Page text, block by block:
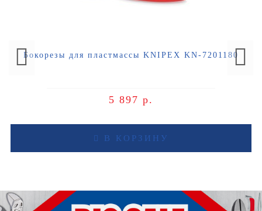
Бокорезы для пластмассы KNIPEX KN-7201180
5 897 р.
В КОРЗИНУ